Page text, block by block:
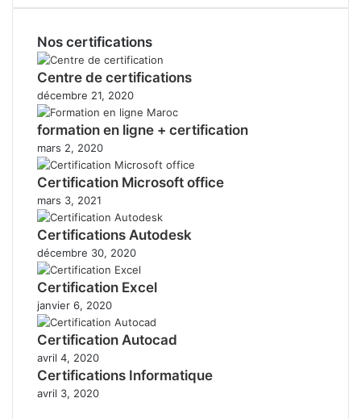
Nos certifications
Centre de certifications
décembre 21, 2020
formation en ligne + certification
mars 2, 2020
Certification Microsoft office
mars 3, 2021
Certifications Autodesk
décembre 30, 2020
Certification Excel
janvier 6, 2020
Certification Autocad
avril 4, 2020
Certifications Informatique
avril 3, 2020